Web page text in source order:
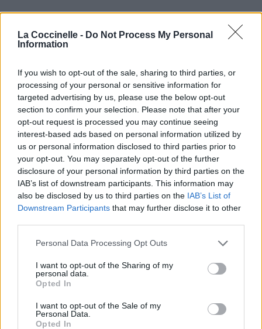
La Coccinelle - Do Not Process My Personal
Information
If you wish to opt-out of the sale, sharing to third parties, or
processing of your personal or sensitive information for
targeted advertising by us, please use the below opt-out
section to confirm your selection. Please note that after your
opt-out request is processed you may continue seeing
interest-based ads based on personal information utilized by
us or personal information disclosed to third parties prior to
your opt-out. You may separately opt-out of the further
disclosure of your personal information by third parties on the
IAB’s list of downstream participants. This information may
also be disclosed by us to third parties on the IAB’s List of
Downstream Participants that may further disclose it to other
Personal Data Processing Opt Outs
I want to opt-out of the Sharing of my
personal data.
Opted In
I want to opt-out of the Sale of my
Personal Data.
Opted In